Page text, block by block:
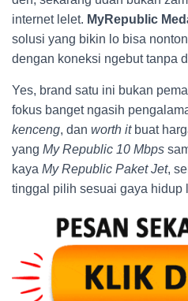
internet lelet. MyRepublic
solusi yang bikin lo bisa
dengan koneksi ngebut tanpa
Yes, brand satu ini bukan
fokus banget ngasih
kenceng, dan worth itbuat
yang My Republic 10 Mbps
kaya My Republic Paket Jet,
tinggal pilih sesuai gaya hidup